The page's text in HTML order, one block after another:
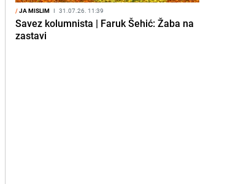
/JA MISLIM I 31.07.26. 11:39
Savez kolumnista | Faruk Šehić: Žaba na
zastavi